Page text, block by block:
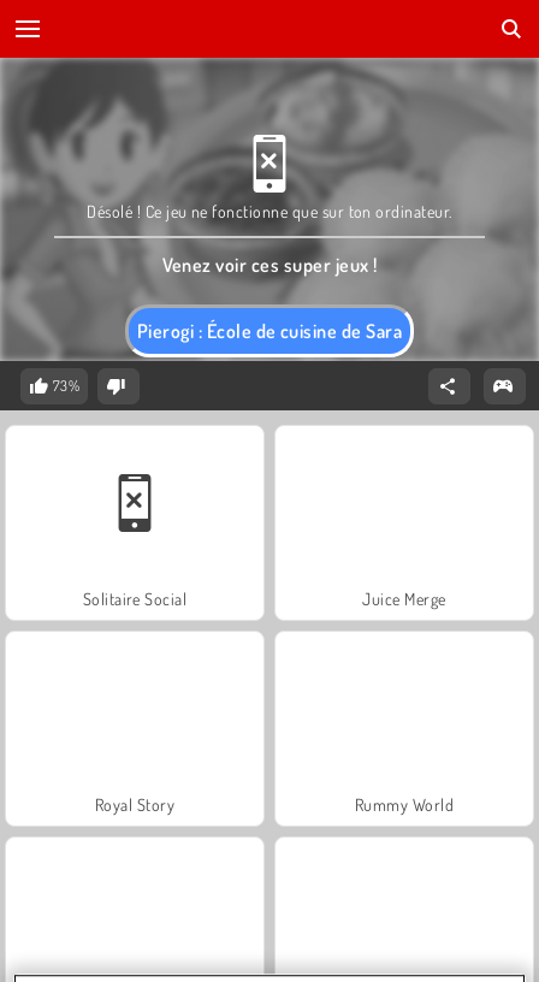
Pierogi : École de cuisine de Sara
Désolé ! Ce jeu ne fonctionne que sur ton ordinateur.
Venez voir ces super jeux !
73%
Solitaire Social Juice Merge
Royal Story Rummy World